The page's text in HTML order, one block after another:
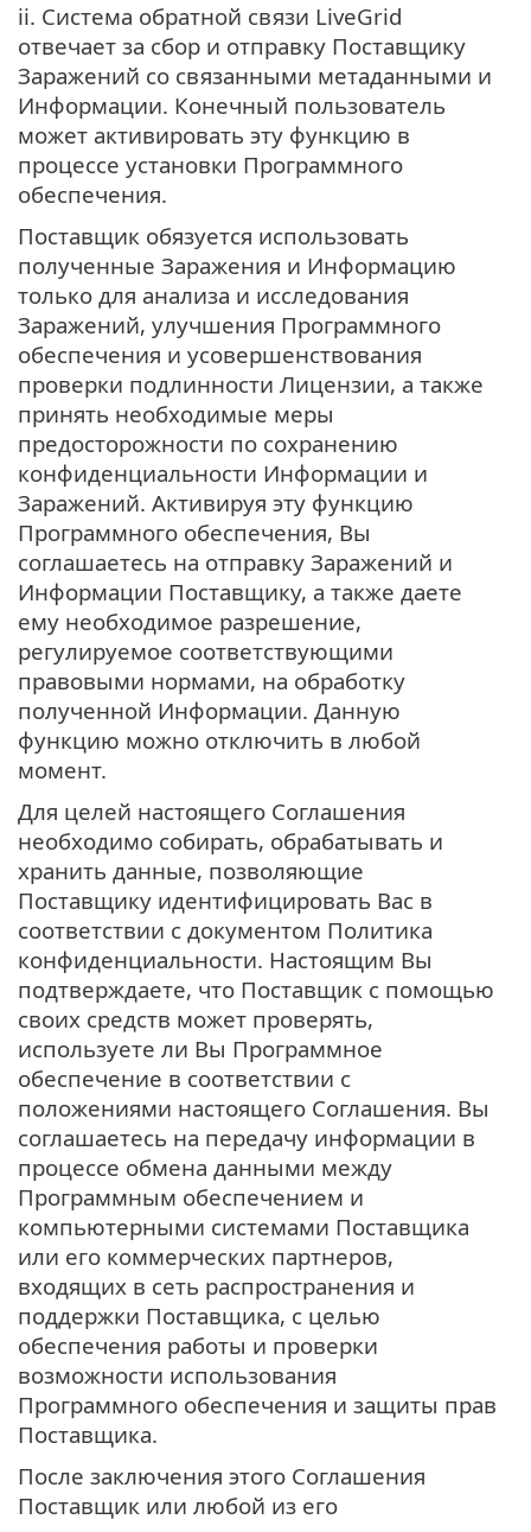
ii. Система обратной связи LiveGrid
отвечает за сбор и отправку Поставщику
Заражений со связанными метаданными и
Информации. Конечный пользователь
может активировать эту функцию в
процессе установки Программного
обеспечения.
Поставщик обязуется использовать
полученные Заражения и Информацию
только для анализа и исследования
Заражений, улучшения Программного
обеспечения и усовершенствования
проверки подлинности Лицензии, а также
принять необходимые меры
предосторожности по сохранению
конфиденциальности Информации и
Заражений. Активируя эту функцию
Программного обеспечения, Вы
соглашаетесь на отправку Заражений и
Информации Поставщику, а также даете
ему необходимое разрешение,
регулируемое соответствующими
правовыми нормами, на обработку
полученной Информации. Данную
функцию можно отключить в любой
момент.
Для целей настоящего Соглашения
необходимо собирать, обрабатывать и
хранить данные, позволяющие
Поставщику идентифицировать Вас в
соответствии с документом Политика
конфиденциальности. Настоящим Вы
подтверждаете, что Поставщик с помощью
своих средств может проверять,
используете ли Вы Программное
обеспечение в соответствии с
положениями настоящего Соглашения. Вы
соглашаетесь на передачу информации в
процессе обмена данными между
Программным обеспечением и
компьютерными системами Поставщика
или его коммерческих партнеров,
входящих в сеть распространения и
поддержки Поставщика, с целью
обеспечения работы и проверки
возможности использования
Программного обеспечения и защиты прав
Поставщика.
После заключения этого Соглашения
Поставщик или любой из его